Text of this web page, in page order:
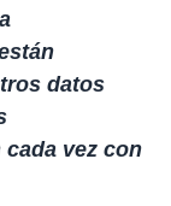
datos
vez con